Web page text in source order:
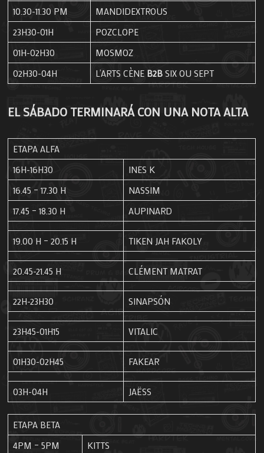
10.30-11.30 PM
MANDIDEXTROUS
23H30-01H
POZCLOPE
01H-02H30
MOSMOZ
02H30-04H
L’ARTS CÈNE B2BSIX OU SEPT
EL SÁBADO TERMINARÁ CON UNA NOTA ALTA
ETAPA ALFA
16H-16H30
INES K
16.45 – 17.30 H
NASSIM
17.45 – 18.30 H
AUPINARD
19.00 H – 20.15 H TIKEN JAH FAKOLY
20.45-21.45 H CLÉMENT MATRAT
22H-23H30 SINAPSÓN
23H45-01H15 VITALIC
01H30-02H45 FAKEAR
03H-04H JAËSS
ETAPA BETA
4PM – 5PM
KITTS